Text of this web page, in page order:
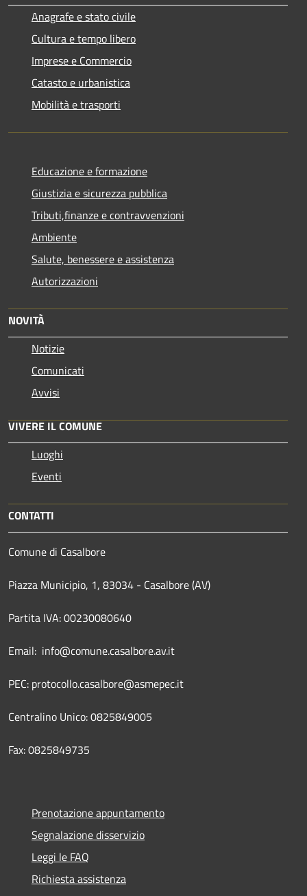
Anagrafe e stato civile
Cultura e tempo libero
Imprese e Commercio
Catasto e urbanistica
Mobilità e trasporti
Educazione e formazione
Giustizia e sicurezza pubblica
Tributi,finanze e contravvenzioni
Ambiente
Salute, benessere e assistenza
Autorizzazioni
NOVITÀ
Notizie
Comunicati
Avvisi
VIVERE IL COMUNE
Luoghi
Eventi
CONTATTI
Comune di Casalbore
Piazza Municipio, 1, 83034 - Casalbore (AV)
Partita IVA: 00230080640
Email: info@comune.casalbore.av.it
PEC: protocollo.casalbore@asmepec.it
Centralino Unico: 0825849005
Fax: 0825849735
Prenotazione appuntamento
Segnalazione disservizio
Leggi le FAQ
Richiesta assistenza